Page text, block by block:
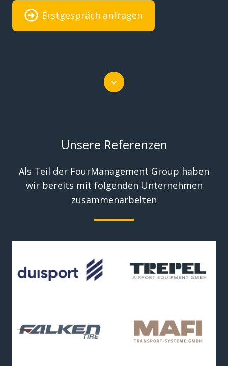
Erstgespräch anfragen
Scroll
Unsere Referenzen
Als Teil der FourManagement Group haben
wir bereits mit folgenden Unternehmen
zusammenarbeiten